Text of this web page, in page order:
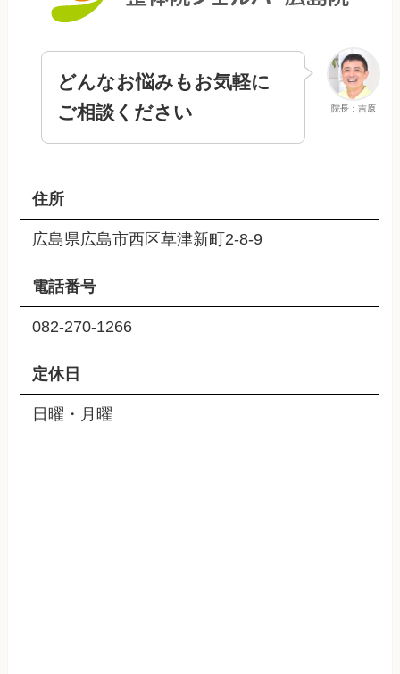
院長：吉原
どんなお悩みもお気軽に
ご相談ください
住所
広島県広島市西区草津新町2-8-9
電話番号
082-270-1266
定休日
日曜・月曜